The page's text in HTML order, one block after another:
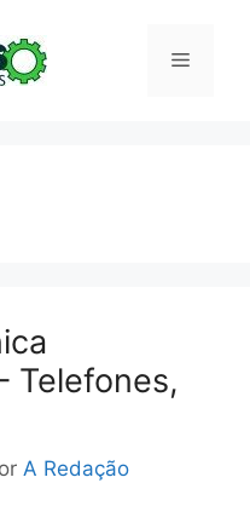
Menu
Telefones,
A Redação